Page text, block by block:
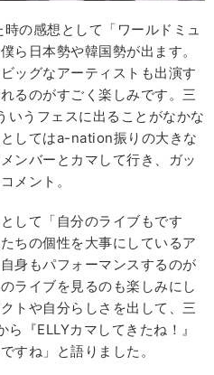
の感想として「ワールドミュ
ら日本勢や韓国勢が出ます。
ッグなアーティストも出演す
るのがすごく楽しみです。三
うフェスに出ることがなかな
してはa-nation振りの大きな
ンバーとカマして行き、ガッ
メント。
して「自分のライブもです
ちの個性を大事にしているア
身もパフォーマンスするのが
ライブを見るのも楽しみにし
トや自分らしさを出して、三
『ELLYカマしてきたね！』
すね」と語りました。